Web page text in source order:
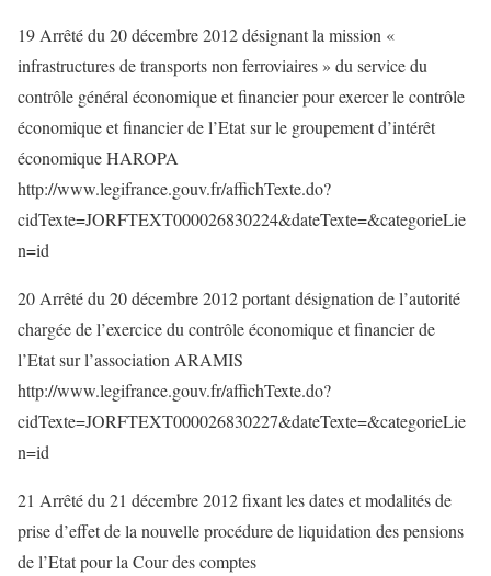
19 Arrêté du 20 décembre 2012 désignant la mission «
infrastructures de transports non ferroviaires » du service du
contrôle général économique et financier pour exercer le contrôle
économique et financier de l’Etat sur le groupement d’intérêt
économique HAROPA
http://www.legifrance.gouv.fr/affichTexte.do?
cidTexte=JORFTEXT000026830224&dateTexte=&categorieLie
n=id
20 Arrêté du 20 décembre 2012 portant désignation de l’autorité
chargée de l’exercice du contrôle économique et financier de
l’Etat sur l’association ARAMIS
http://www.legifrance.gouv.fr/affichTexte.do?
cidTexte=JORFTEXT000026830227&dateTexte=&categorieLie
n=id
21 Arrêté du 21 décembre 2012 fixant les dates et modalités de
prise d’effet de la nouvelle procédure de liquidation des pensions
de l’Etat pour la Cour des comptes